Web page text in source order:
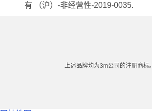
有 （沪）-非经营性-2019-0035.
上述品牌均为3m公司的注册商标。